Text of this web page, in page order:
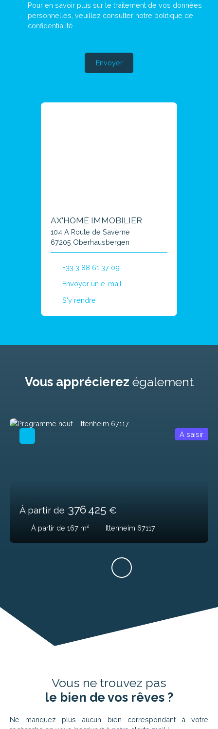
Pour en savoir plus sur le traitement de vos données
personnelles, veuillez consulter notre politique de
confidentialité
Envoyer
AX'HOME IMMOBILIER
104 A Route de Saverne
67205 Oberhausbergen
+33 3 88 61 37 09
Envoyer un e-mail
S'y rendre
Vous apprécierez également
À partir de 376 425 €
À partir de 167 m² Ittenheim 67117
A saisir
Vous ne trouvez pas
le bien de vos rêves ?
Ne manquez plus aucun bien correspondant à votre